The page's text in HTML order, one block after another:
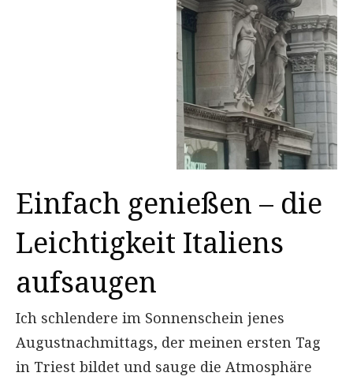
Einfach genießen – die
Leichtigkeit Italiens
aufsaugen
Ich schlendere im Sonnenschein jenes
Augustnachmittags, der meinen ersten Tag
in Triest bildet und sauge die Atmosphäre